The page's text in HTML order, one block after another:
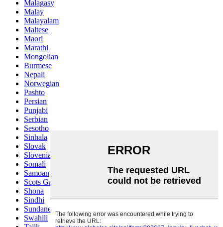
Malagasy
Malay
Malayalam
Maltese
Maori
Marathi
Mongolian
Burmese
Nepali
Norwegian
Pashto
Persian
Punjabi
Serbian
Sesotho
Sinhala
Slovak
Slovenian
Somali
Samoan
Scots Gaelic
Shona
Sindhi
Sundanese
Swahili